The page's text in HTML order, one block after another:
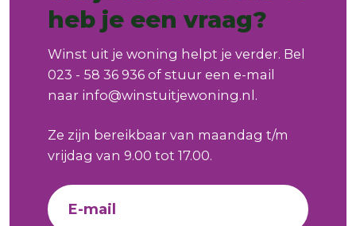
heb je een vraag?
Winst uit je woning helpt je verder. Bel
023 - 58 36 936 of stuur een e-mail
naar info@winstuitjewoning.nl.
Ze zijn bereikbaar van maandag t/m
vrijdag van 9.00 tot 17.00.
E-mail